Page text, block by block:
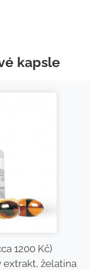
kapsle
1200 Kč)
želatina